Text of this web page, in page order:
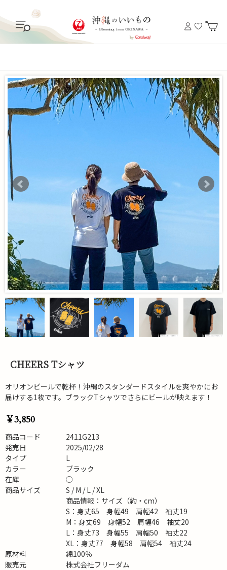
CHEERS Tシャツ
オリオンビールで乾杯！沖縄のスタンダードスタイルを爽やかにお
届けする1枚です。ブラックTシャツでさらにビールが映えます！
￥3,850
商品コード
2411G213
発売日
2025/02/28
タイプ
L
カラー
ブラック
在庫
○
商品サイズ
S / M / L / XL
商品情報：サイズ（約・cm）
S：身丈65 身幅49 肩幅42 袖丈19
M：身丈69 身幅52 肩幅46 袖丈20
L：身丈73 身幅55 肩幅50 袖丈22
XL：身丈77 身幅58 肩幅54 袖丈24
原材料
綿100％
販売元
株式会社フリーダム